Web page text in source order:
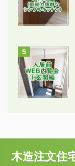
5
木造注文住